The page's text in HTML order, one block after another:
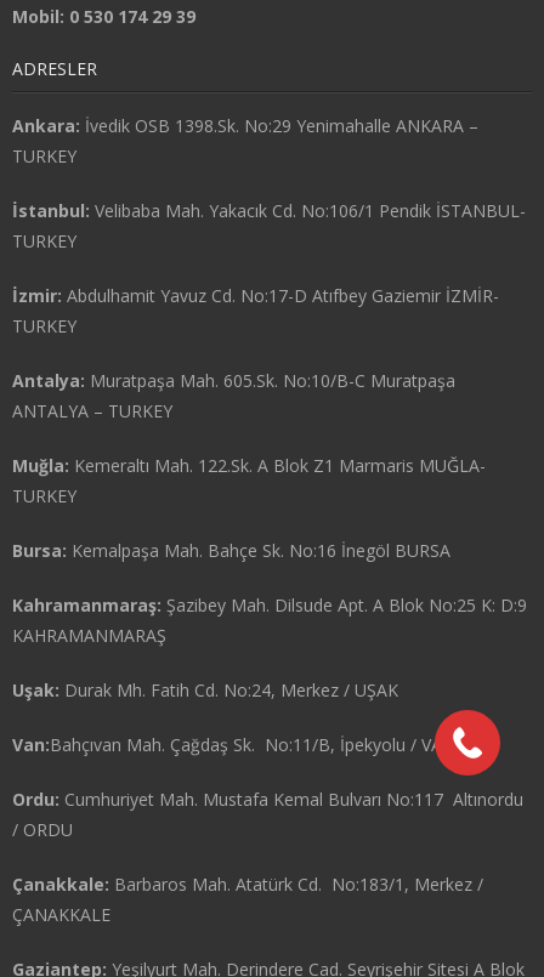
Mobil: 0 530 174 29 39
ADRESLER
Ankara: İvedik OSB 1398.Sk. No:29 Yenimahalle ANKARA –
TURKEY
İstanbul: Velibaba Mah. Yakacık Cd. No:106/1 Pendik İSTANBUL-
TURKEY
İzmir: Abdulhamit Yavuz Cd. No:17-D Atıfbey Gaziemir İZMİR-
TURKEY
Antalya: Muratpaşa Mah. 605.Sk. No:10/B-C Muratpaşa
ANTALYA – TURKEY
Muğla: Kemeraltı Mah. 122.Sk. A Blok Z1 Marmaris MUĞLA-
TURKEY
Bursa: Kemalpaşa Mah. Bahçe Sk. No:16 İnegöl BURSA
Kahramanmaraş: Şazibey Mah. Dilsude Apt. A Blok No:25 K: D:9
KAHRAMANMARAŞ
Uşak: Durak Mh. Fatih Cd. No:24, Merkez / UŞAK
Van:Bahçıvan Mah. Çağdaş Sk. No:11/B, İpekyolu / VAN
Ordu: Cumhuriyet Mah. Mustafa Kemal Bulvarı No:117 Altınordu
/ ORDU
Çanakkale: Barbaros Mah. Atatürk Cd. No:183/1, Merkez /
ÇANAKKALE
Gaziantep: Yeşilyurt Mah. Derindere Cad. Seyrişehir Sitesi A Blok